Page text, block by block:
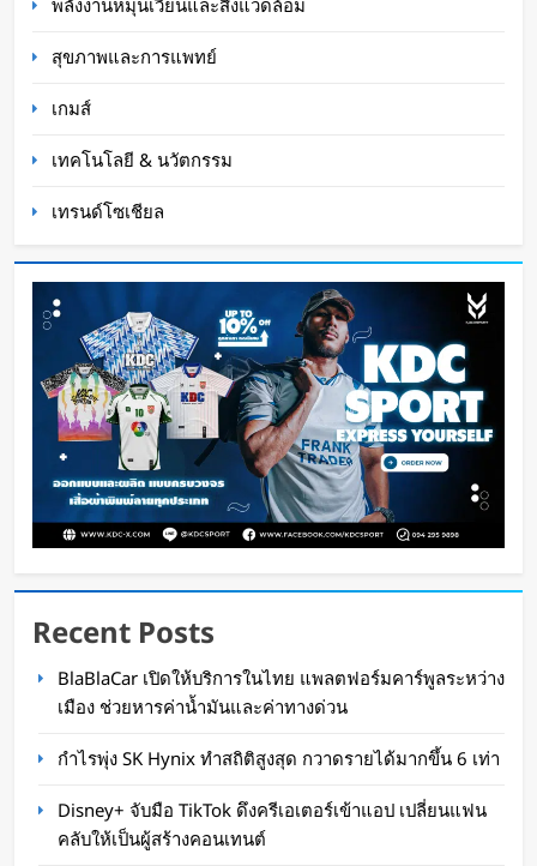
เปลี่ยนแฟนคลับให้เป็นผู้สร้างคอนเทนต์
Oat Content 4 ชั่วโมง ago
ทีมนักศึกษาจากเนเธอร์แลนด์เปิดตัว Stella Juva
รถพยาบาลพลังงานแสงอาทิตย์คันแรกของโลก วิ่ง
พลังงานหมุนเวียนและสิ่งแวดล้อม
สุขภาพและการแพทย์
เกมส์
เทคโนโลยี & นวัตกรรม
เทรนด์โซเชียล
Recent Posts
BlaBlaCar เปิดให้บริการในไทย แพลตฟอร์มคาร์พูลระหว่าง
เมือง ช่วยหารค่าน้ำมันและค่าทางด่วน
กำไรพุ่ง SK Hynix ทำสถิติสูงสุด กวาดรายได้มากขึ้น 6 เท่า
Disney+ จับมือ TikTok ดึงครีเอเตอร์เข้าแอป เปลี่ยนแฟน
คลับให้เป็นผู้สร้างคอนเทนต์